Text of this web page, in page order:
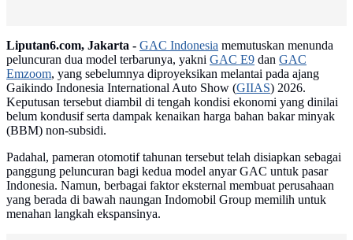
Liputan6.com, Jakarta - GAC Indonesia memutuskan menunda
peluncuran dua model terbarunya, yakni GAC E9 dan GAC
Emzoom, yang sebelumnya diproyeksikan melantai pada ajang
Gaikindo Indonesia International Auto Show (GIIAS) 2026.
Keputusan tersebut diambil di tengah kondisi ekonomi yang dinilai
belum kondusif serta dampak kenaikan harga bahan bakar minyak
(BBM) non-subsidi.
Padahal, pameran otomotif tahunan tersebut telah disiapkan sebagai
panggung peluncuran bagi kedua model anyar GAC untuk pasar
Indonesia. Namun, berbagai faktor eksternal membuat perusahaan
yang berada di bawah naungan Indomobil Group memilih untuk
menahan langkah ekspansinya.